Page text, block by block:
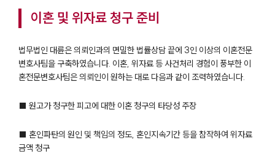
이혼 및 위자료 청구 준비
법무법인 대륜은 의뢰인과의 면밀한 법률상담 끝에 3인 이상의 이혼전문
변호사팀을 구축하였습니다. 이혼, 위자료 등 사건처리 경험이 풍부한 이
혼전문변호사팀은 의뢰인이 원하는 대로 다음과 같이 조력하였습니다.
■ 원고가 청구한 피고에 대한 이혼 청구의 타당성 주장
■ 혼인파탄의 원인 및 책임의 정도, 혼인지속기간 등을 참작하여 위자료
금액 청구